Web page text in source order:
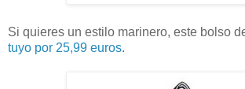
Si quieres un estilo marinero, este bolso
tuyo por 25,99 euros.